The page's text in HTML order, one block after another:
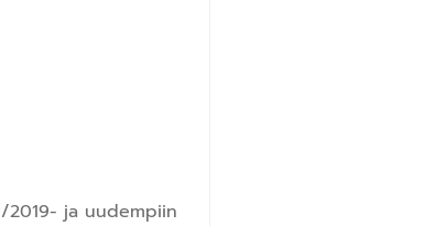
2019- ja uudempiin